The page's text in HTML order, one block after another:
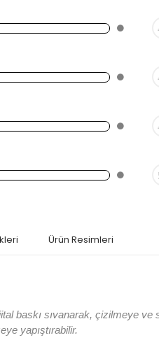
Ürün Resimleri
baskı sıvanarak, çizilmeye ve
yapıştırabilir.